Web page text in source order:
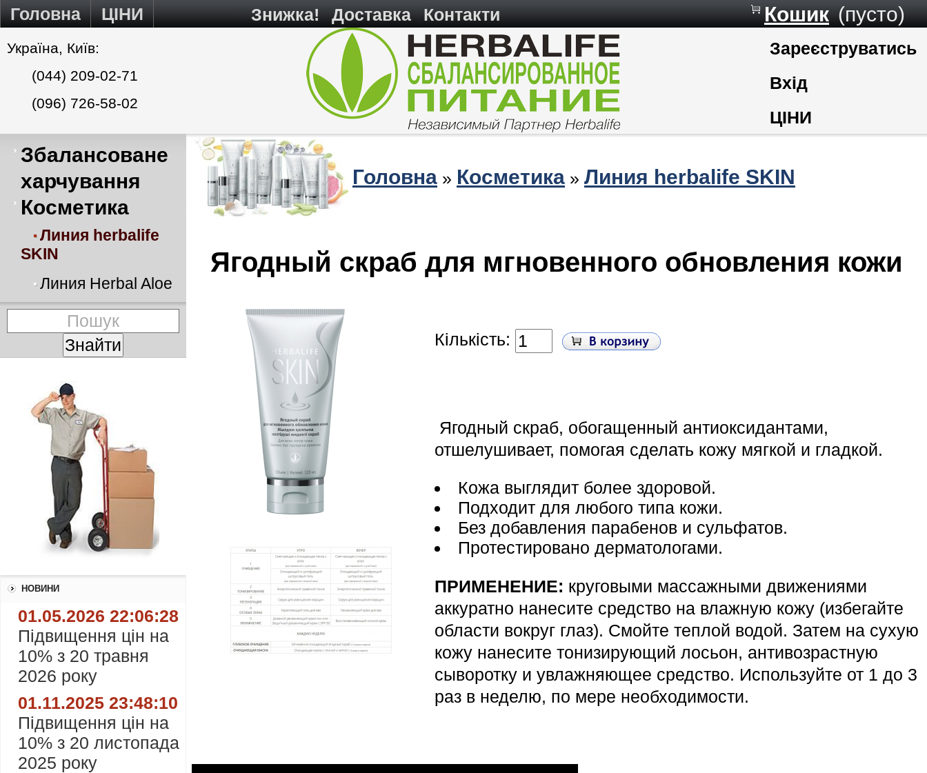
Головна ЦІНИ Знижка! Доставка Контакти Кошик (пусто)
Україна, Київ:
(044) 209-02-71
(096) 726-58-02
Зареєструватись
Вхід
ЦІНИ
Збалансоване
харчування
Косметика
Линия herbalife
SKIN
Линия Herbal Aloe
НОВИНИ
01.05.2026 22:06:28
Підвищення цін на
10% з 20 травня
2026 року
01.11.2025 23:48:10
Підвищення цін на
10% з 20 листопада
2025 року
Головна » Косметика » Линия herbalife SKIN
Ягодный скраб для мгновенного обновления кожи
Кількість:
Ягодный скраб, обогащенный антиоксидантами,
отшелушивает, помогая сделать кожу мягкой и гладкой.
Кожа выглядит более здоровой.
Подходит для любого типа кожи.
Без добавления парабенов и сульфатов.
Протестировано дерматологами.
ПРИМЕНЕНИЕ: круговыми массажными движениями
аккуратно нанесите средство на влажную кожу (избегайте
области вокруг глаз). Смойте теплой водой. Затем на сухую
кожу нанесите тонизирующий лосьон, антивозрастную
сыворотку и увлажняющее средство. Используйте от 1 до 3
раз в неделю, по мере необходимости.